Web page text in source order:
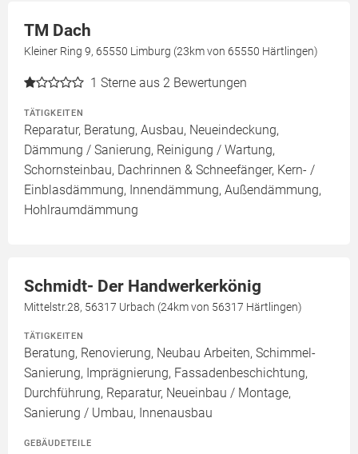
TM Dach
Kleiner Ring 9, 65550 Limburg (23km von 65550 Härtlingen)
1 Sterne aus 2 Bewertungen
TÄTIGKEITEN
Reparatur, Beratung, Ausbau, Neueindeckung,
Dämmung / Sanierung, Reinigung / Wartung,
Schornsteinbau, Dachrinnen & Schneefänger, Kern- /
Einblasdämmung, Innendämmung, Außendämmung,
Hohlraumdämmung
Schmidt- Der Handwerkerkönig
Mittelstr.28, 56317 Urbach (24km von 56317 Härtlingen)
TÄTIGKEITEN
Beratung, Renovierung, Neubau Arbeiten, Schimmel-
Sanierung, Imprägnierung, Fassadenbeschichtung,
Durchführung, Reparatur, Neueinbau / Montage,
Sanierung / Umbau, Innenausbau
GEBÄUDETEILE